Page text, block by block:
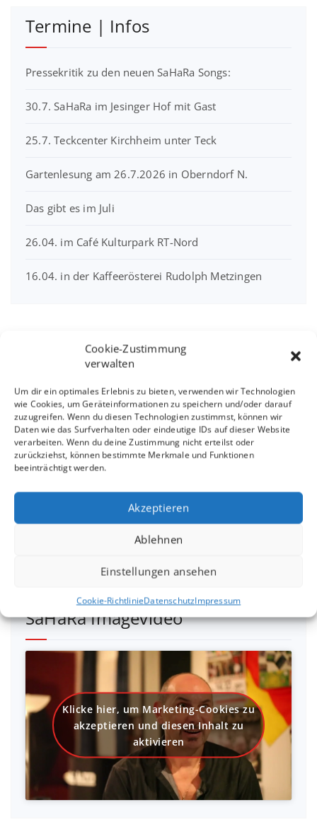
Cookie-Zustimmung
verwalten
Um dir ein optimales Erlebnis zu bieten, verwenden wir Technologien
wie Cookies, um Geräteinformationen zu speichern und/oder darauf
zuzugreifen. Wenn du diesen Technologien zustimmst, können wir
Daten wie das Surfverhalten oder eindeutige IDs auf dieser Website
verarbeiten. Wenn du deine Zustimmung nicht erteilst oder
zurückziehst, können bestimmte Merkmale und Funktionen
beeinträchtigt werden.
Akzeptieren
Ablehnen
Einstellungen ansehen
Cookie-RichtlinieDatenschutzImpressum
Termine | Infos
Pressekritik zu den neuen SaHaRa Songs:
30.7. SaHaRa im Jesinger Hof mit Gast
25.7. Teckcenter Kirchheim unter Teck
Gartenlesung am 26.7.2026 in Oberndorf N.
Das gibt es im Juli
26.04. im Café Kulturpark RT-Nord
16.04. in der Kaffeerösterei Rudolph Metzingen
Interview mit Sandra
Linsenmayer
Klicke hier, um Marketing-Cookies zu
aktivieren
SaHaRa Imagevideo
Klicke hier, um Marketing-Cookies zu
akzeptieren und diesen Inhalt zu
aktivieren